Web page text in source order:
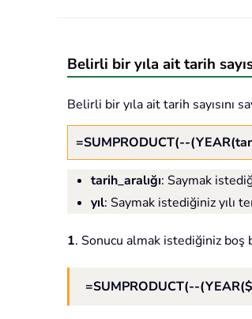
Belirli bir yıla ait tarih
Belirli bir yıla ait tarih sayısını
=SUMPRODUCT(--
tarih_aralığı: Saymak
yıl: Saymak istediğiniz yılı
1. Sonucu almak istediğiniz boş
=SUMPRODUCT(--